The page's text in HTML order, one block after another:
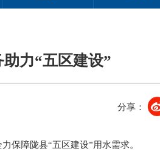
力“五区建设”
分享：
保障陇县“五区建设”用水需求。